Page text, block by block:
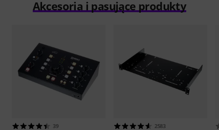
Akcesoria i pasujące produkty
39 2583